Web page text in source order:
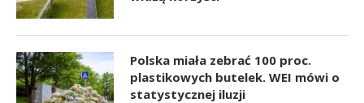
Polska miała zebrać 100 proc.
plastikowych butelek. WEI mówi o
statystycznej iluzji